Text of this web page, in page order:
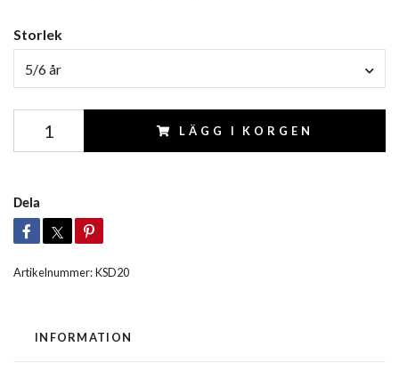
Storlek
5/6 år
LÄGG I KORGEN
Dela
Artikelnummer:KSD20
INFORMATION